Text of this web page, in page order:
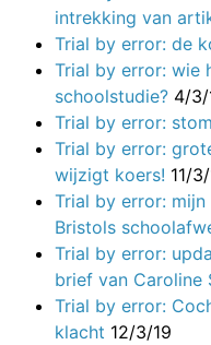
intrekking van
Trial by error: de
Trial by error: wie
schoolstudie? 4/3/
Trial by error:
Trial by error:
wijzigt koers! 11/
Trial by error:
Bristols
Trial by error:
brief van Caroline
Trial by error:
klacht 12/3/19